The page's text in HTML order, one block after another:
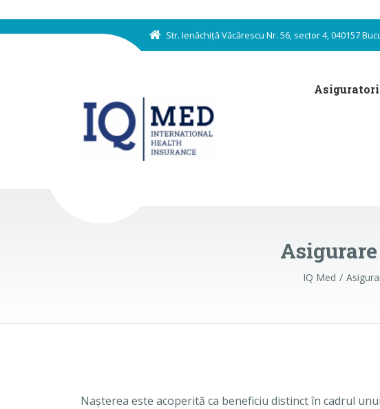
Str. Ienăchiță Văcărescu Nr. 56, sector 4, 040157
Asiguratori
IQ Med
Nașterea este acoperită ca beneficiu distinct în cadrul